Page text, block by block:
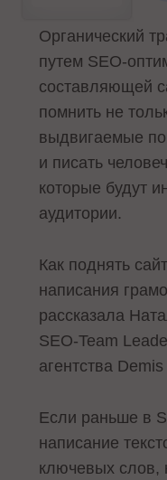
Органический
путем SEO-
составляющей
помнить не
выдвигаемые
и писать
которые будут
аудитории.
Как поднять
написания
рассказала
SEO-Team
агентства
Если раньше в
написание
ключевых слов,